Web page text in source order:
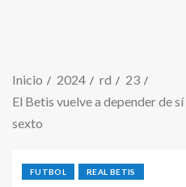
Inicio 2024 rd
23
El Betis vuelve a depender de
sexto
FUTBOL REAL BETIS